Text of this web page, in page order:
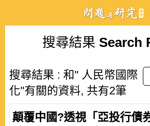
搜尋結果 Search
搜尋結果 : 和" 人民幣國際
化"有關的資料, 共有2筆
顛覆中國?透視「亞投行債